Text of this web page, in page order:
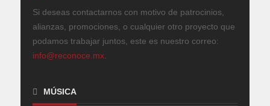
Si deseas contactarnos con motivo de patrocinios,
alianzas, promociones, o cualquier otro proyecto que
podamos trabajar juntos, este es nuestro correo:
info@reconoce.mx
MÚSICA